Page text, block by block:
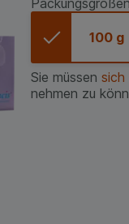
100 g
Sie müssen sich
nehmen zu